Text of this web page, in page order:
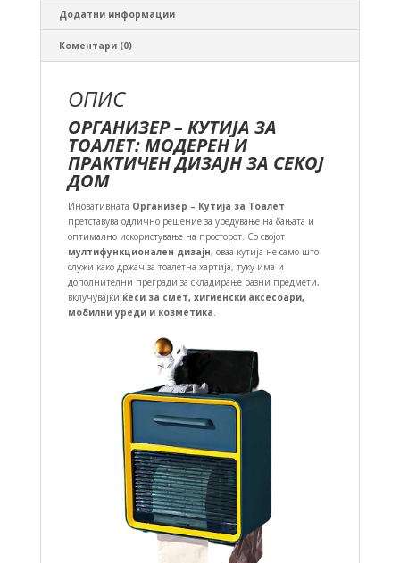
Додатни информации
Коментари (0)
ОПИС
ОРГАНИЗЕР – КУТИЈА ЗА
ТОАЛЕТ: МОДЕРЕН И
ПРАКТИЧЕН ДИЗАЈН ЗА СЕКОЈ
ДОМ
Иновативната Организер – Кутија за Тоалет
претставува одлично решение за уредување на бањата и
оптимално искористување на просторот. Со својот
мултифункционален дизајн, оваа кутија не само што
служи како држач за тоалетна хартија, туку има и
дополнителни прегради за складирање разни предмети,
вклучувајќи ќеси за смет, хигиенски аксесоари,
мобилни уреди и козметика.